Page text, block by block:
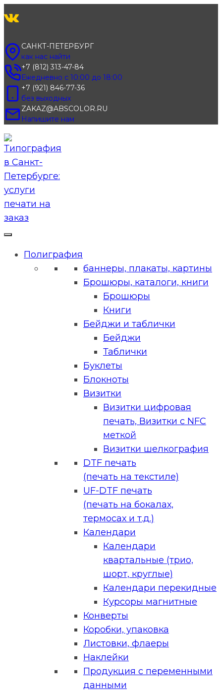
к
САНКТ-ПЕТЕРБУРГ
как нас найти
+7 (812) 313-47-84
Ежедневно с 10:00 до 18:00
+7 (921) 846-77-36
без выходных
ZAKAZ@ABSCOLOR.RU
Напишите нам
Полиграфия
баннеры, плакаты, картины
Брошюры, каталоги, книги
Брошюры
Книги
Бейджи и таблички
Бейджи
Таблички
Буклеты
Блокноты
Визитки
Визитки цифровая
печать, Визитки с NFC
меткой
Визитки шелкография
DTF печать
(печать на текстиле)
UF-DTF печать
(печать на бокалах,
термосах и т.д.)
Календари
Календари
квартальные (трио,
шорт, круглые)
Календари перекидные
Курсоры магнитные
Конверты
Коробки, упаковка
Листовки, флаеры
Наклейки
Продукция с переменными
данными